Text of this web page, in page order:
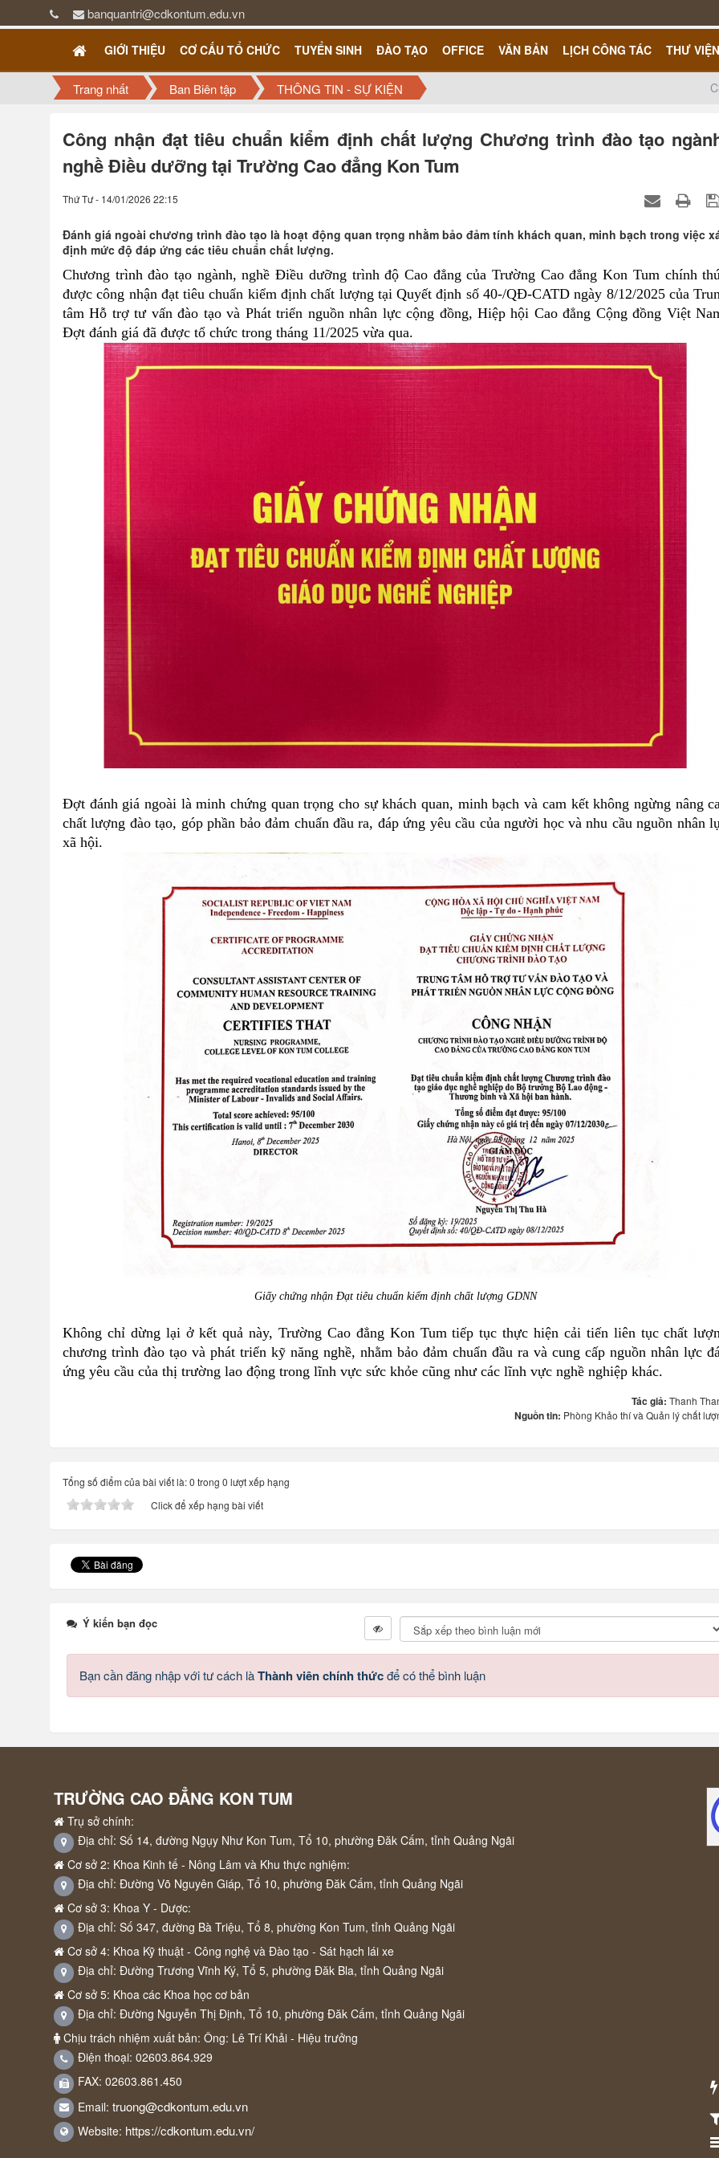
banquantri@cdkontum.edu.vn
GIỚI THIỆU CƠ CẤU TỔ CHỨC TUYỂN SINH ĐÀO TẠO OFFICE VĂN BẢN LỊCH CÔNG TÁC THƯ VIỆN
Trang nhất Ban Biên tập THÔNG TIN - SỰ KIỆN
Công nhận đạt tiêu chuẩn kiểm định chất lượng Chương trình đào tạo
nghề Điều dưỡng tại Trường Cao đẳng Kon Tum
Thứ Tư - 14/01/2026 22:15
Đánh giá ngoài chương trình đào tạo là hoạt động quan trọng nhằm bảo đảm tính khách quan, minh bạch trong việc
định mức độ đáp ứng các tiêu chuẩn chất lượng.
Chương trình đào tạo ngành, nghề Điều dưỡng trình độ Cao đẳng của Trường Cao đẳng Kon Tum chính
được công nhận đạt tiêu chuẩn kiểm định chất lượng tại Quyết định số 40-/QĐ-CATD ngày 8/12/2025 của
tâm Hỗ trợ tư vấn đào tạo và Phát triển nguồn nhân lực cộng đồng, Hiệp hội Cao đẳng Cộng đồng Việt
Đợt đánh giá đã được tổ chức trong tháng 11/2025 vừa qua.
Đợt đánh giá ngoài là minh chứng quan trọng cho sự khách quan, minh bạch và cam kết không ngừng nâng
chất lượng đào tạo, góp phần bảo đảm chuẩn đầu ra, đáp ứng yêu cầu của người học và nhu cầu nguồn nhân
xã hội.
Giấy chứng nhận Đạt tiêu chuẩn kiểm định chất lượng GDNN
Không chỉ dừng lại ở kết quả này, Trường Cao đẳng Kon Tum tiếp tục thực hiện cải tiến liên tục chất
chương trình đào tạo và phát triển kỹ năng nghề, nhằm bảo đảm chuẩn đầu ra và cung cấp nguồn nhân lực
ứng yêu cầu của thị trường lao động trong lĩnh vực sức khỏe cũng như các lĩnh vực nghề nghiệp khác.
Tác giả:Thanh
Nguồn tin: Phòng Khảo thí và Quản lý chất
Tổng số điểm của bài viết là: 0 trong 0 lượt xếp hạng
Click để xếp hạng bài viết
Ý kiến bạn đọc
Bạn cần đăng nhập với tư cách làThành viên chính thứcđể có thể bình luận
TRƯỜNG CAO ĐẲNG KON TUM
Trụ sở chính:
Địa chỉ: Số 14, đường Ngụy Như Kon Tum, Tổ 10, phường Đăk Cấm, tỉnh Quảng Ngãi
Cơ sở 2: Khoa Kinh tế - Nông Lâm và Khu thực nghiệm:
Địa chỉ: Đường Võ Nguyên Giáp, Tổ 10, phường Đăk Cấm, tỉnh Quảng Ngãi
Cơ sở 3: Khoa Y - Dược:
Địa chỉ: Số 347, đường Bà Triệu, Tổ 8, phường Kon Tum, tỉnh Quảng Ngãi
Cơ sở 4: Khoa Kỹ thuật - Công nghệ và Đào tạo - Sát hạch lái xe
Địa chỉ: Đường Trương Vĩnh Ký, Tổ 5, phường Đăk Bla, tỉnh Quảng Ngãi
Cơ sở 5: Khoa các Khoa học cơ bản
Địa chỉ: Đường Nguyễn Thị Định, Tổ 10, phường Đăk Cấm, tỉnh Quảng Ngãi
Chịu trách nhiệm xuất bản: Ông: Lê Trí Khải - Hiệu trưởng
Điện thoại: 02603.864.929
FAX: 02603.861.450
Email: truong@cdkontum.edu.vn
Website: https://cdkontum.edu.vn/